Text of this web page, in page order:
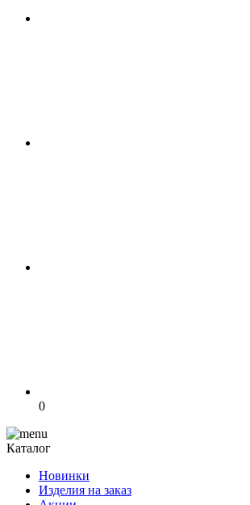
0
Каталог
Новинки
Изделия на заказ